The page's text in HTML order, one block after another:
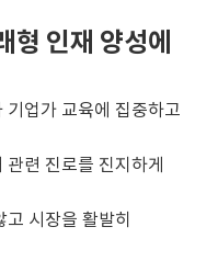
인재 양성에
기업가 교육에 집중하고
련 진로를 진지하게
시장을 활발히